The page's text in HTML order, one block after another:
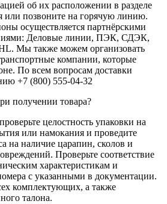
об их расположении в разделе
или позвоните на горячую линию.
осуществляется партнёрскими
Деловые линии, ПЭК, СДЭК,
Мы также можем организовать
компании, которые
По всем вопросам доставки
+7 (800) 555-04-32
получении товара?
целостность упаковки на
или намокания и проведите
на наличие царапин, сколов и
Проверьте соответствие
характеристикам и
с указанными в документации.
комплектующих, а также
талона.